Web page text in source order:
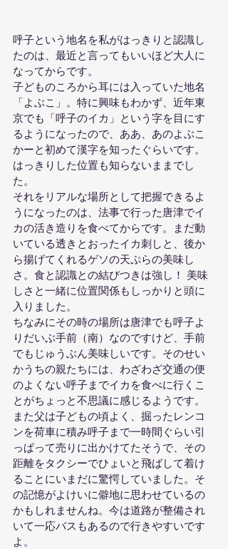
呼子という地名を私がはっきりと認識し
たのは、最近と言ってもいいほど大人に
なってからです。
子どものころから耳には入っていた地名
「よぶこ」。特に興味もわかず、近年東
京でも「呼子のイカ」という字を目にす
るようになったので、ああ、あのよぶこ
かーと初めて漢字を知ったぐらいです。
はっきりした位置も知らないままでし
た。
それをリアルな場所として把握できるよ
うになったのは、法事で行った唐津でイ
カの活き造りを食べてからです。まだ動
いている透きとおったイカ刺しと、後か
ら揚げてくれるゲソの天ぷらの美味し
さ。食と認識との結びつきは強し！ 美味
しさと一緒に位置関係もしっかりと頭に
入りました。
ちなみにその時の場所は唐津でも呼子よ
りだいぶ手前（南）なのですけど、手前
でもじゅうぶん美味しいです。そのせい
かうちの親たちには、わざわざ交通の便
のよくない呼子までイカを食べに行くこ
とがちょっと不思議に感じるようです。
また父は子どもの頃よく、掘ったレンコ
ンを荷車に積み呼子まで一時間ぐらい引
っぱって売りに出かけてたそうで、その
距離をタクシーでひょいと飛ばして着け
ることにいまだに驚愕していました。そ
の記憶がよけいに僻地に思わせているの
かもしれませんね。今は道路が整備され
いて一応バスもあるので行きやすいです
よ。